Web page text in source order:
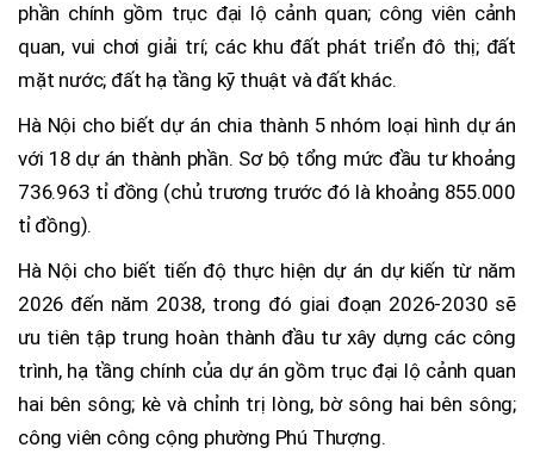
phần chính gồm trục đại lộ cảnh quan; công viên cảnh
quan, vui chơi giải trí; các khu đất phát triển đô thị; đất
mặt nước; đất hạ tầng kỹ thuật và đất khác.
Hà Nội cho biết dự án chia thành 5 nhóm loại hình dự án
với 18 dự án thành phần. Sơ bộ tổng mức đầu tư khoảng
736.963 tỉ đồng (chủ trương trước đó là khoảng 855.000
tỉ đồng).
Hà Nội cho biết tiến độ thực hiện dự án dự kiến từ năm
2026 đến năm 2038, trong đó giai đoạn 2026-2030 sẽ
ưu tiên tập trung hoàn thành đầu tư xây dựng các công
trình, hạ tầng chính của dự án gồm trục đại lộ cảnh quan
hai bên sông; kè và chỉnh trị lòng, bờ sông hai bên sông;
công viên công cộng phường Phú Thượng.